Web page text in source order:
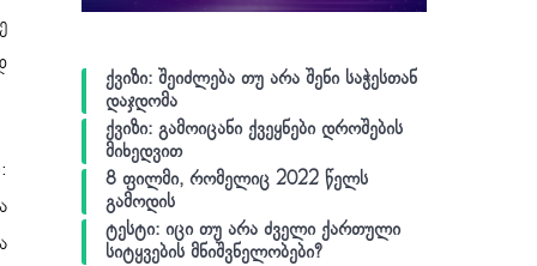
ქვიზი: შეიძლება თუ არა შენი საჭესთან
დაჯდომა
ქვიზი: გამოიცანი ქვეყნები დროშების
მიხედვით
8 ფილმი, რომელიც 2022 წელს
გამოდის
ტესტი: იცი თუ არა ძველი ქართული
სიტყვების მნიშვნელობები?